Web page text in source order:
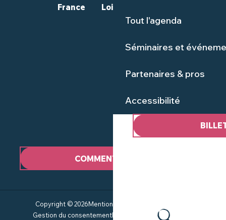
Tout l'agenda
Séminaires et
Partenaires & pros
Accessibilité
COMMENT VENIR ?
France Loire-Atlantique
Copyright © 2026Mentions Légales
Gestion du consentementPolitique de confidentialité